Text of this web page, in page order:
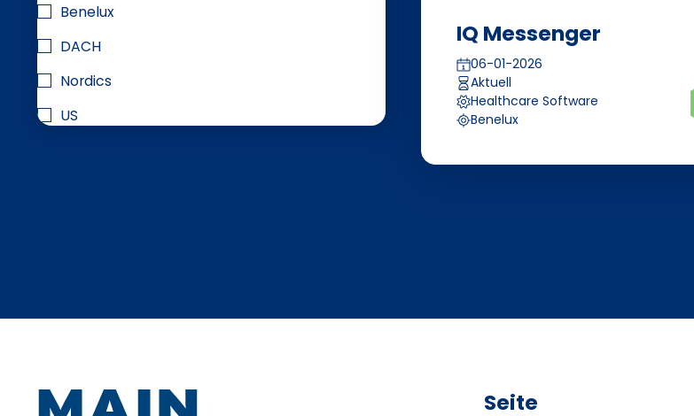
Benelux
DACH
Nordics
US
IQ Messenger
06-01-2026
Aktuell
Healthcare Software
Benelux
Seite